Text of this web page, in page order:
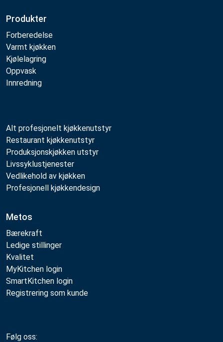
Produkter
Forberedelse
Varmt kjøkken
Kjølelagring
Oppvask
Innredning
Alt profesjonelt kjøkkenutstyr
Restaurant kjøkkenutstyr
Produksjonskjøkken utstyr
Livssyklustjenester
Vedlikehold av kjøkken
Profesjonell kjøkkendesign
Metos
Bærekraft
Ledige stillinger
Kvalitet
MyKitchen login
SmartKitchen login
Registrering som kunde
Følg oss: